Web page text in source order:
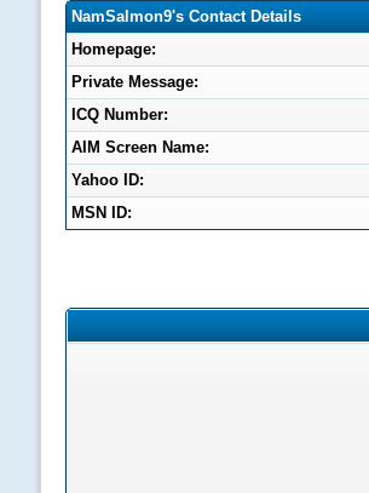
NamSalmon9's Contact Details
Homepage:
Private Message:
ICQ Number:
AIM Screen Name:
Yahoo ID:
MSN ID: